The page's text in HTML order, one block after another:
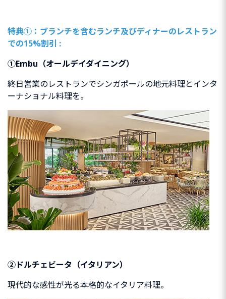
特典①：ブランチを含むランチ及びディナーのレストラン
での15%割引 :
①Embu（オールデイダイニング）
終日営業のレストランでシンガポールの地元料理とインタ
ーナショナル料理を。
②ドルチェビータ（イタリアン）
現代的な感性が光る本格的なイタリア料理。